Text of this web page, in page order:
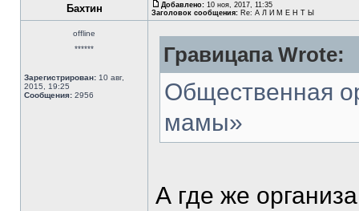
Бахтин Добавлено: 10 ноя, 2017, 11:35
Заголовок сообщения: Re: А Л И М Е Н Т Ы
offline
******
Зарегистрирован: 10 авг,
2015, 19:25
Сообщения: 2956
Гравицапа Wrote:
Общественная
мамы»
А где же